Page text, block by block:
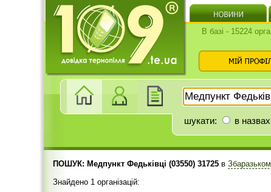
В базі - 15224
шукати: в назвах
ПОШУК: Медпункт Федьківці (03550) 31725 в
Знайдено 1 організацій: